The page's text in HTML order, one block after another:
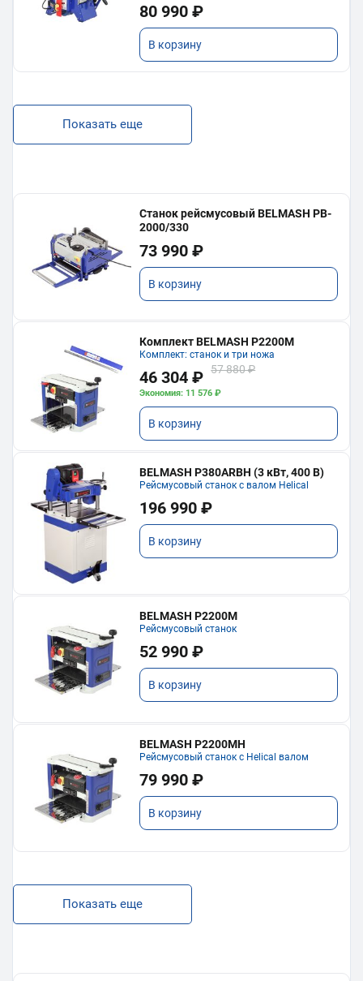
80 990 ₽
В корзину
Показать еще
Станок рейсмусовый BELMASH PB-
2000/330
73 990 ₽
В корзину
Комплект BELMASH P2200M
Комплект: станок и три ножа
46 304 ₽ 57 880 ₽
Экономия: 11 576 ₽
В корзину
BELMASH P380ARBH (3 кВт, 400 В)
Рейсмусовый станок с валом Helical
196 990 ₽
В корзину
BELMASH P2200M
Рейсмусовый станок
52 990 ₽
В корзину
BELMASH P2200MH
Рейсмусовый станок с Helical валом
79 990 ₽
В корзину
Показать еще